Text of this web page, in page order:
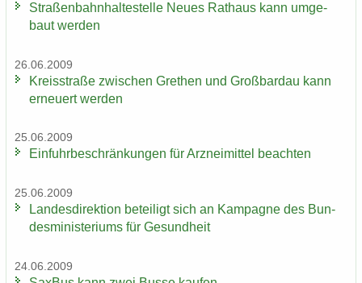
Stra­ßen­bahn­hal­te­stel­le Neues Rat­haus kann um­ge­
baut wer­den
26.06.2009
Kreis­stra­ße zwi­schen Gre­then und Groß­bardau kann
er­neu­ert wer­den
25.06.2009
Ein­fuhr­be­schrän­kun­gen für Arz­nei­mit­tel be­ach­ten
25.06.2009
Lan­des­di­rek­ti­on be­tei­ligt sich an Kam­pa­gne des Bun­
des­mi­nis­te­ri­ums für Ge­sund­heit
24.06.2009